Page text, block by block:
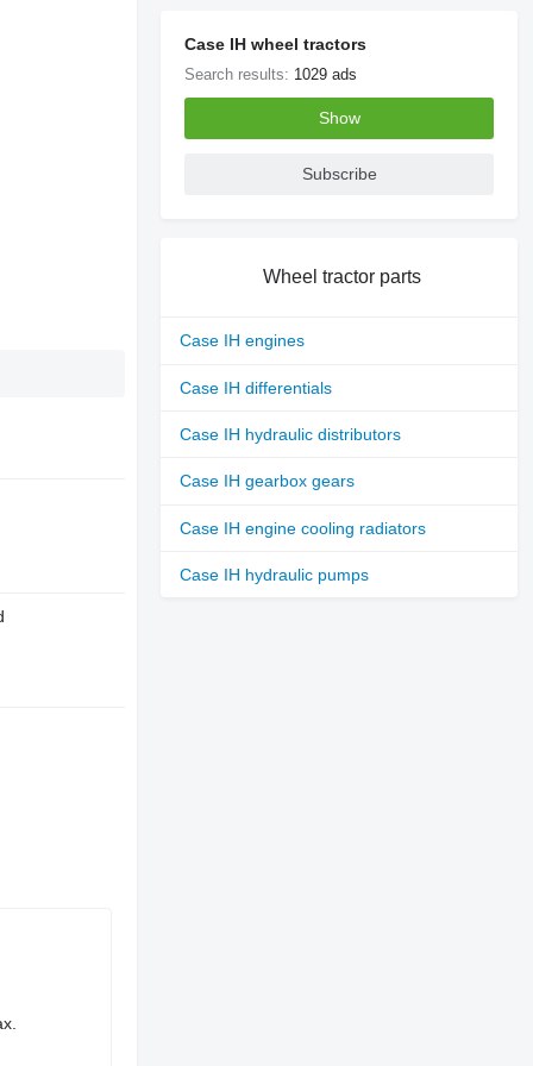
Case IH wheel tractors
Search results: 1029 ads
Show
Subscribe
Wheel tractor parts
Case IH engines
Case IH differentials
Case IH hydraulic distributors
Case IH gearbox gears
Case IH engine cooling radiators
Case IH hydraulic pumps